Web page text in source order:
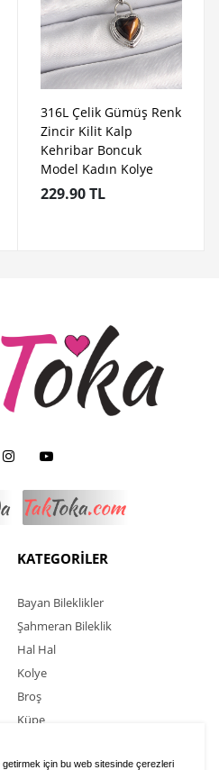
getirmek için bu web sitesinde çerezleri
316L Çelik Gümüş Renk
Zincir Kilit Kalp
Kehribar Boncuk
Model Kadın Kolye
229.90 TL
KATEGORİLER
Bayan Bileklikler
Şahmeran Bileklik
Hal Hal
Kolye
Broş
Küpe
SOSYAL MEDYA